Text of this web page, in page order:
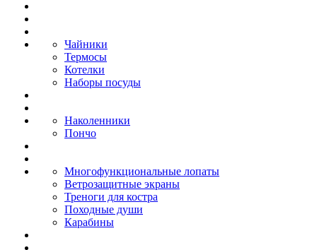
Чайники
Термосы
Котелки
Наборы посуды
Наколенники
Пончо
Многофункциональные лопаты
Ветрозащитные экраны
Треноги для костра
Походные души
Карабины